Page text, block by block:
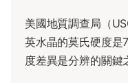
美國地質調查局（
英水晶的莫氏硬度是
度差異是分辨的關鍵